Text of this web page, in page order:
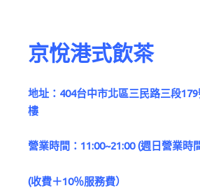
京悅港式飲茶
地址： 404台中市北區三民路三段
樓
營業時間：11:00~21:00 (週日營業時
(收費＋10％服務費）